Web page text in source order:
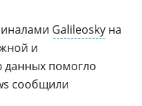
Galileosky на
и
помогло
сообщили